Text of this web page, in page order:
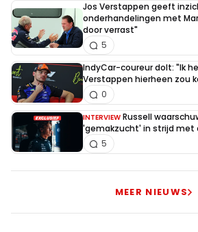
Jos Verstappen geeft
onderhandelingen met
door verrast"
5
IndyCar-coureur dolt: "Ik
Verstappen hierheen zou
0
INTERVIEW Russell
'gemakzucht' in strijd met
5
MEER NIEUWS